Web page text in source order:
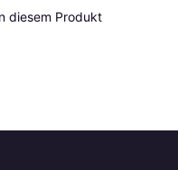
diesem Produkt